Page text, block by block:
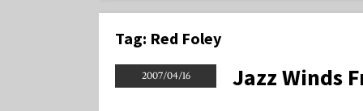
Tag: Red Foley
2007/04/16 Jazz Winds